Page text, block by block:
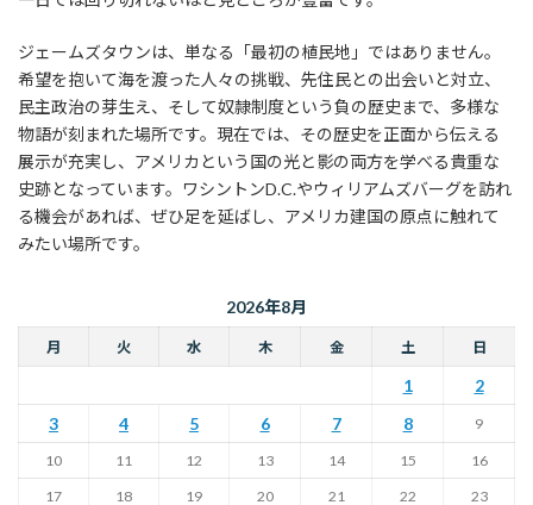
ジェームズタウンは、単なる「最初の植民地」ではありません。
希望を抱いて海を渡った人々の挑戦、先住民との出会いと対立、
民主政治の芽生え、そして奴隷制度という負の歴史まで、多様な
物語が刻まれた場所です。現在では、その歴史を正面から伝える
展示が充実し、アメリカという国の光と影の両方を学べる貴重な
史跡となっています。ワシントンD.C.やウィリアムズバーグを訪れ
る機会があれば、ぜひ足を延ばし、アメリカ建国の原点に触れて
みたい場所です。
2026年8月
月 火 水 木 金 土 日
1
2
3
4 5 6 7 8 9
10 11 12 13 14 15
16
17
18 19 20 21 22 23